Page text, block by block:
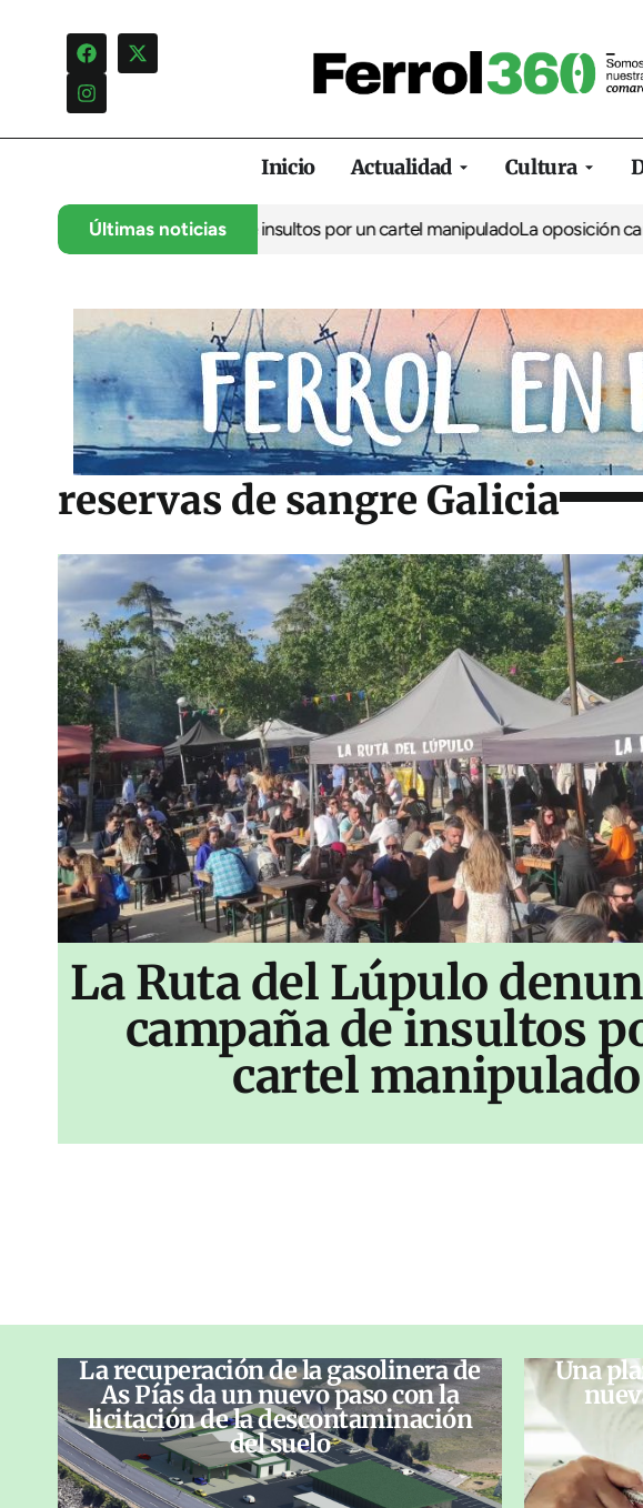
Inicio Actualidad Cultura
Últimas noticias
una campaña de insultos por un cartel manipulado La oposición carga contra
reservas de sangre Galicia
La Ruta del Lúpulo
campaña de insultos
cartel manipulado
La recuperación de la gasolinera de
As Pías da un nuevo paso con la
licitación de la descontaminación
del suelo
Una